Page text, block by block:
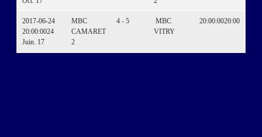
2017-06-24
20:00:0024
Juin. 17
MBC
CAMARET
2
4 - 5
MBC
VITRY
20:00:0020:00